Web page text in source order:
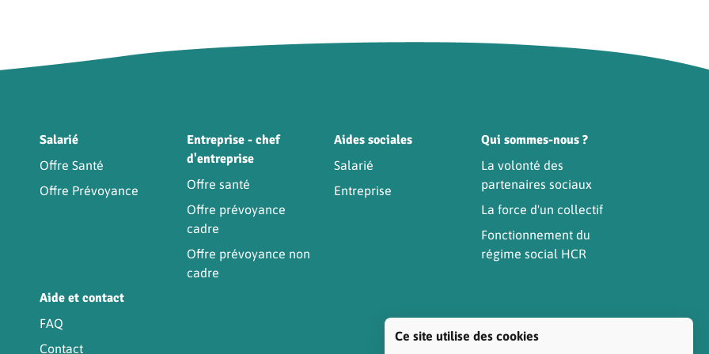
Ce site utilise des cookies
Salarié
Offre Santé
Offre Prévoyance
Entreprise - chef
d'entreprise
Offre santé
Offre prévoyance
cadre
Offre prévoyance non
cadre
Aides sociales
Salarié
Entreprise
Qui sommes-nous ?
La volonté des
partenaires sociaux
La force d'un collectif
Fonctionnement du
régime social HCR
Aide et contact
FAQ
Contact